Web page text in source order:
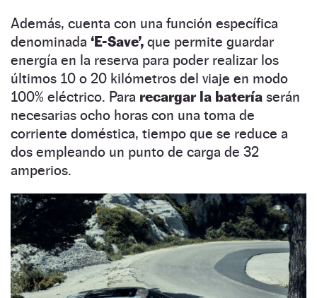
Además, cuenta con una función específica
denominada ‘E-Save’, que permite guardar
energía en la reserva para poder realizar los
últimos 10 o 20 kilómetros del viaje en modo
100% eléctrico. Para recargar la batería serán
necesarias ocho horas con una toma de
corriente doméstica, tiempo que se reduce a
dos empleando un punto de carga de 32
amperios.